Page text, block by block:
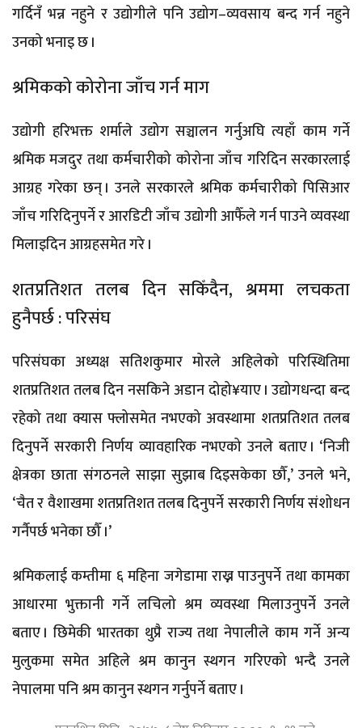
गर्दिनँ भन्न नहुने र उद्योगीले पनि उद्योग–व्यवसाय बन्द गर्न नहुने
उनको भनाइ छ ।
श्रमिकको कोरोना जाँच गर्न माग
उद्योगी हरिभक्त शर्माले उद्योग सञ्चालन गर्नुअघि त्यहाँ काम गर्ने
श्रमिक मजदुर तथा कर्मचारीको कोरोना जाँच गरिदिन सरकारलाई
आग्रह गरेका छन् । उनले सरकारले श्रमिक कर्मचारीको पिसिआर
जाँच गरिदिनुपर्ने र आरडिटी जाँच उद्योगी आफैँले गर्न पाउने व्यवस्था
मिलाइदिन आग्रहसमेत गरे ।
शतप्रतिशत तलब दिन सकिँदैन, श्रममा लचकता
हुनैपर्छ : परिसंघ
परिसंघका अध्यक्ष सतिशकुमार मोरले अहिलेको परिस्थितिमा
शतप्रतिशत तलब दिन नसकिने अडान दोहो¥याए । उद्योगधन्दा बन्द
रहेको तथा क्यास फ्लोसमेत नभएको अवस्थामा शतप्रतिशत तलब
दिनुपर्ने सरकारी निर्णय व्यावहारिक नभएको उनले बताए । ‘निजी
क्षेत्रका छाता संगठनले साझा सुझाब दिइसकेका छौँ,’ उनले भने,
‘चैत र वैशाखमा शतप्रतिशत तलब दिनुपर्ने सरकारी निर्णय संशोधन
गर्नैपर्छ भनेका छौँ ।’
श्रमिकलाई कम्तीमा ६ महिना जगेडामा राख्न पाउनुपर्ने तथा कामका
आधारमा भुक्तानी गर्ने लचिलो श्रम व्यवस्था मिलाउनुपर्ने उनले
बताए । छिमेकी भारतका थुप्रै राज्य तथा नेपालीले काम गर्ने अन्य
मुलुकमा समेत अहिले श्रम कानुन स्थगन गरिएको भन्दै उनले
नेपालमा पनि श्रम कानुन स्थगन गर्नुपर्ने बताए ।